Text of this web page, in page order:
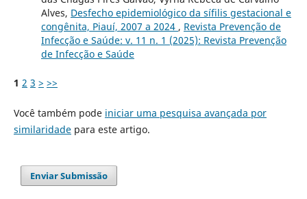
Alves, Desfecho epidemiológico da sífilis gestacional e
congênita, Piauí, 2007 a 2024 , Revista Prevenção de
Infecção e Saúde: v. 11 n. 1 (2025): Revista Prevenção
de Infecção e Saúde
1 2 3 > >>
Você também pode iniciar uma pesquisa avançada por
similaridadepara este artigo.
Enviar Submissão